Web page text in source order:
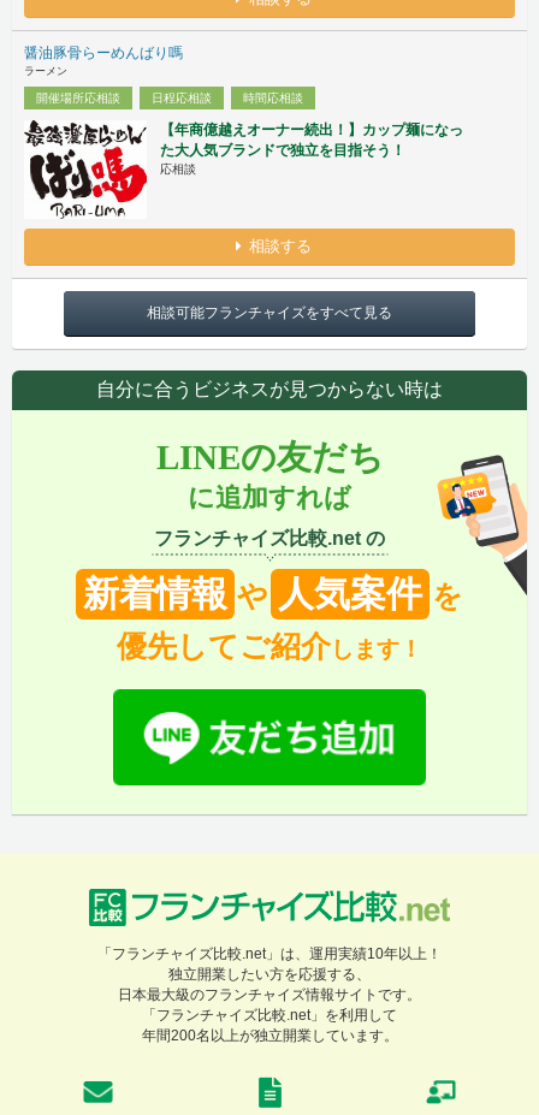
醤油豚骨らーめんばり嗎
ラーメン
開催場所応相談 日程応相談 時間応相談
【年商億越えオーナー続出！】カップ麺になっ
た大人気ブランドで独立を目指そう！
応相談
相談する
相談可能フランチャイズをすべて見る
自分に合うビジネスが見つからない時は
LINEの友だち
に追加すれば
フランチャイズ比較.net の
新着情報 や 人気案件 を
優先してご紹介します！
「フランチャイズ比較.net」は、運用実績10年以上！
独立開業したい方を応援する、
日本最大級のフランチャイズ情報サイトです。
「フランチャイズ比較.net」を利用して
年間200名以上が独立開業しています。